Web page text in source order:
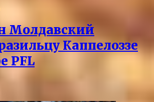
Молдавский
Каппелоззе
PFL